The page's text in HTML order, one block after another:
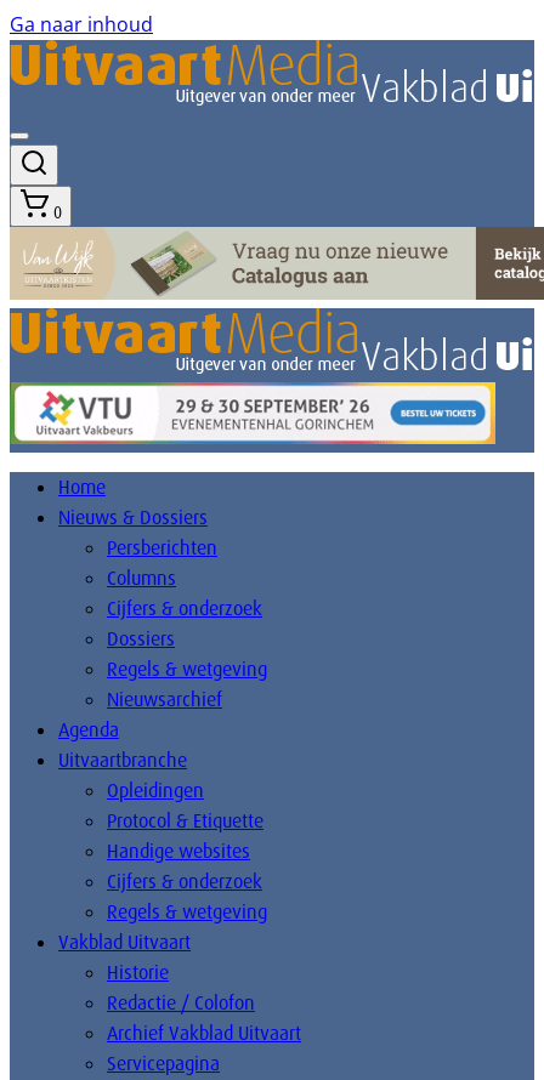
Ga naar inhoud
0
Home
Nieuws & Dossiers
Persberichten
Columns
Cijfers & onderzoek
Dossiers
Regels & wetgeving
Nieuwsarchief
Agenda
Uitvaartbranche
Opleidingen
Protocol & Etiquette
Handige websites
Cijfers & onderzoek
Regels & wetgeving
Vakblad Uitvaart
Historie
Redactie / Colofon
Archief Vakblad Uitvaart
Servicepagina